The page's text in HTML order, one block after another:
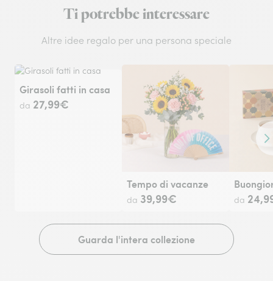
Ti potrebbe interessare
Altre idee regalo per una persona speciale
Girasoli fatti in casa
da 27,99€
Tempo di vacanze
da 39,99€ da
Guarda l'intera collezione